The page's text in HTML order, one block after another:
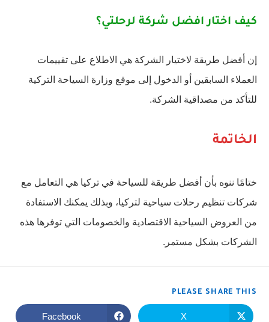
كيف اختار افضل شركة لرحلتي؟
إن أفضل طريقة لاختيار الشركة هي الاطلاع على تقييمات
العملاء السابقين أو الدخول إلى موقع وزارة السياحة التركية
للتأكد من مصداقية الشركة.
الخاتمة
ختامًا ننوه بأن أفضل طريقة للسياحة في تركيا هي التعامل مع
شركات تنظيم رحلات سياحية لتركيا، وبذلك يمكنك الاستفادة
من العروض السياحية الاقتصادية والخصومات التي توفرها هذه
الشركات بشكل مستمر.
PLEASE SHARE THIS
X
Facebook